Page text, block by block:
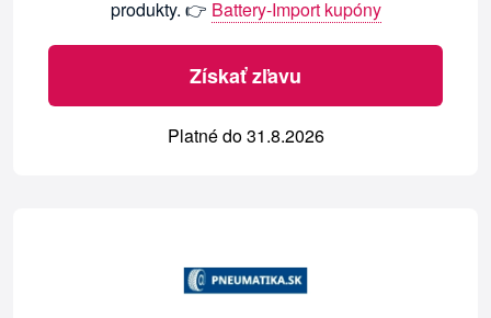
produkty. 👉 Battery-Import kupóny
Získať zľavu
Platné do 31.8.2026